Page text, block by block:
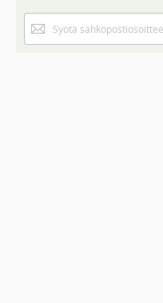
uutiskirjeemme: